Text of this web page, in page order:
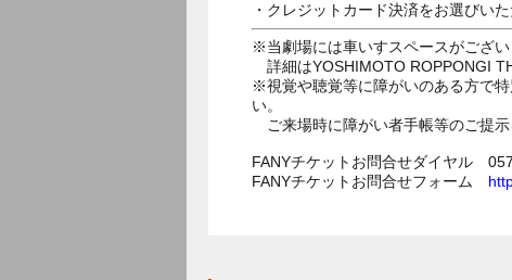
・クレジットカード決済をお選びい
※当劇場には車いすスペースがござ
詳細はYOSHIMOTO ROPPONGI
※視覚や聴覚等に障がいのある方で
い。
ご来場時に障がい者手帳等のご提示
FANYチケットお問合せダイヤル
FANYチケットお問合せフォーム